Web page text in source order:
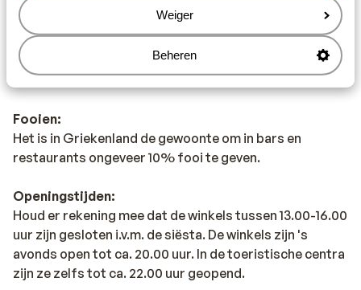
Weiger
Beheren
drinken. Wij adviseren je om flessen water te kopen in
de supermarkt of in jouw hotel/appartement. Let op
dat deze flessen goed zijn afgesloten en niet zijn
gevuld met kraanwater.
Fooien:
Het is in Griekenland de gewoonte om in bars en
restaurants ongeveer 10% fooi te geven.
Openingstijden:
Houd er rekening mee dat de winkels tussen 13.00-16.00
uur zijn gesloten i.v.m. de siësta. De winkels zijn 's
avonds open tot ca. 20.00 uur. In de toeristische centra
zijn ze zelfs tot ca. 22.00 uur geopend.